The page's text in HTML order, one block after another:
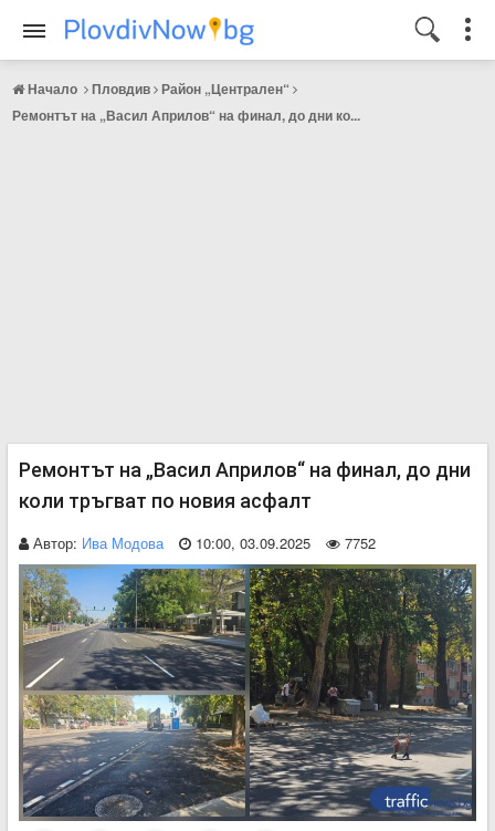
Начало Пловдив Район „Централен“
Ремонтът на „Васил Априлов“ на финал, до дни ко...
Ремонтът на „Васил Априлов“ на финал, до дни
коли тръгват по новия асфалт
Автор: Ива Модова 10:00, 03.09.2025 7752